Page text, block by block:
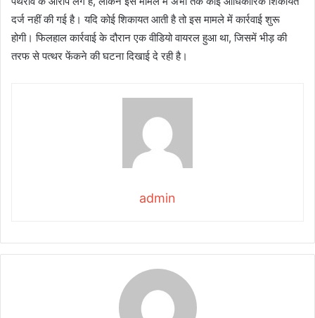
दर्ज नहीं की गई है। यदि कोई शिकायत आती है तो इस मामले में कार्रवाई शुरू
होगी। फिलहाल कार्रवाई के दौरान एक वीडियो वायरल हुआ था, जिसमें भीड़ की
तरफ से पत्थर फेंकने की घटना दिखाई दे रही है।
admin